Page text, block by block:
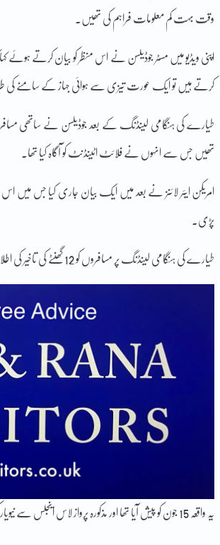
وقت بہت کم معلومات فراہم کی تھیں۔
اپنی ویڈیو میں مسٹر جوڈیلسن نے اس منظر کو بیان کرتے ہوئے
کرتے ہیں تو ایک عورت تیزی سے ہوائی جہاز کے سامنے کی
طیارے کی ہنگامی لینڈنگ کے بعد جوڈیلسن نے ساتھی
تھیں جس سے انہوں نے فلائٹ اٹینڈنٹ کو آگاہ کیا تھا۔
امریکن ایئر لائنز نے بعد میں ایک بیان جاری کیا جس میں اس
پڑی۔
طیارے کی ہنگامی لینڈنگ پر مسافروں کو 12 گھنٹے کی تاخیر کی اطلاع دی گئی اور انہیں ہوٹل کے واؤچر بھی دیئے گئے۔
یہ واقعہ 15 جون کو پیش آیا تھا اور مذکورہ پرواز لاس اینجلس سے نیویارک جارہی تھی جسے طبی ایمرجنسی کی وجہ سے فونکس میں اتارا گیا۔